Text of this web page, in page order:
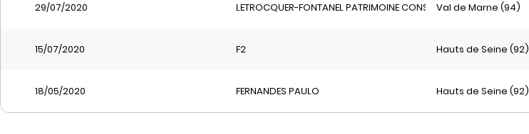
29/07/2020 LETROCQUER-FONTANEL PATRIMOINE CONSEILVal de Marne (94)
15/07/2020 F2 Hauts de Seine (92)
18/05/2020 FERNANDES PAULO Hauts de Seine (92)